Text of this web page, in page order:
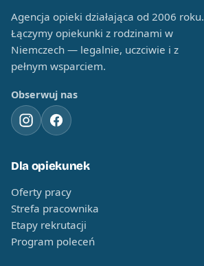
Agencja opieki działająca od 2006 roku.
Łączymy opiekunki z rodzinami w
Niemczech — legalnie, uczciwie i z
pełnym wsparciem.
Obserwuj nas
Dla opiekunek
Oferty pracy
Strefa pracownika
Etapy rekrutacji
Program poleceń